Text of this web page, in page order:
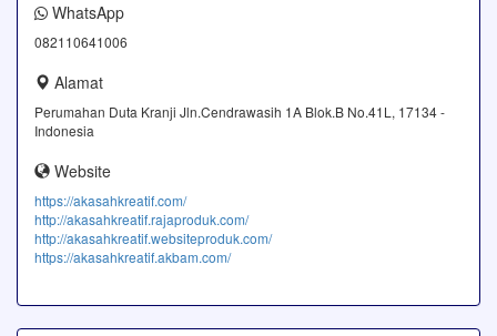
WhatsApp
082110641006
Alamat
Perumahan Duta Kranji Jln.Cendrawasih 1A Blok.B No.41L, 17134 -
Indonesia
Website
https://akasahkreatif.com/
http://akasahkreatif.rajaproduk.com/
http://akasahkreatif.websiteproduk.com/
https://akasahkreatif.akbam.com/